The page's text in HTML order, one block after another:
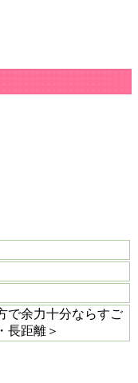
で余力十分ならすご
長距離＞